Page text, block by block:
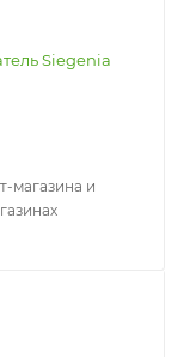
Siegenia
магазина и